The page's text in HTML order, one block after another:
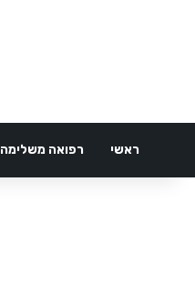
ראשי רפואה משלימה